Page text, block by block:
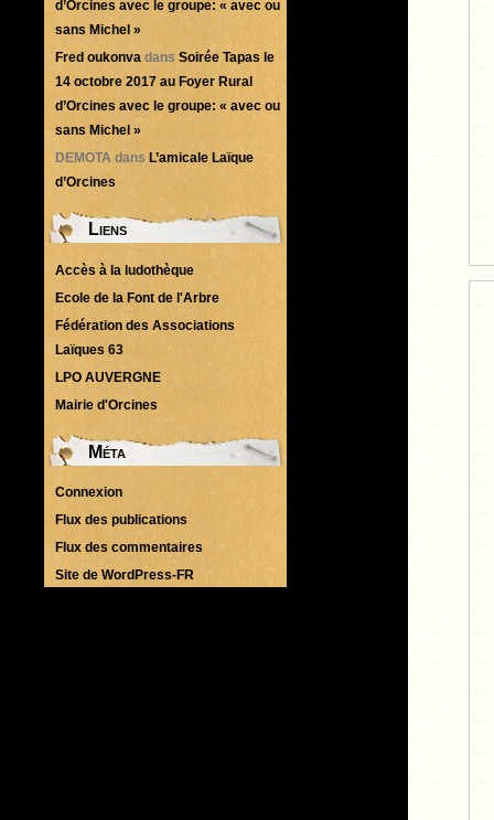
d’Orcines avec le groupe: « avec ou
sans Michel »
Fred oukonva dans Soirée Tapas le
14 octobre 2017 au Foyer Rural
d’Orcines avec le groupe: « avec ou
sans Michel »
DEMOTA dans L’amicale Laïque
d’Orcines
Liens
Accès à la ludothèque
Ecole de la Font de l'Arbre
Fédération des Associations
Laïques 63
LPO AUVERGNE
Mairie d'Orcines
Méta
Connexion
Flux des publications
Flux des commentaires
Site de WordPress-FR